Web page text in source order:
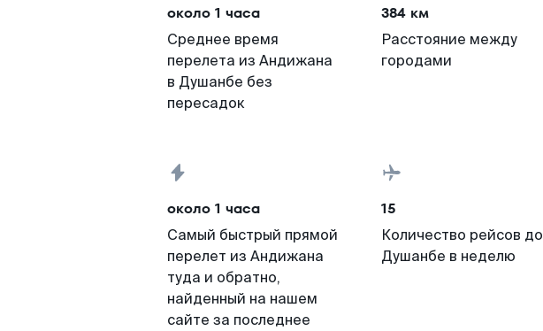
около 1 часа
Среднее время
перелета из Андижана
в Душанбе без
пересадок
384 км
Расстояние между
городами
около 1 часа
Самый быстрый прямой
перелет из Андижана
туда и обратно,
найденный на нашем
сайте за последнее
15
Количество рейсов до
Душанбе в неделю